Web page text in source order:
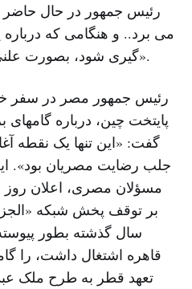
رئیس جمهور در حال
می برد.. و هنگامی که
گیری شود، بصورت علنی اطلاع رسانی خواهد شد».
رئیس جمهور مصر در سفر
پایتخت چین، درباره
گفت: «این تنها یک نقطه
جلب رضایت مصریان بود».
مسؤلان مصری، اعلان روز
بر توقف پخش شبکه
سال گذشته بطور
قاهره اشتغال داشت، را
تعهد قطر به طرح ملک